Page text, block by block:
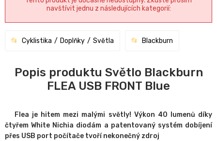
navštívit jednu z následujících kategorií:
Cyklistika Doplňky Světla Blackburn
Popis produktu Světlo Blackburn
FLEA USB FRONT Blue
Flea je hitem mezi malými světly! Výkon 40 lumenů díky
čtyřem White Nichia diodám a patentovaný systém dobíjení
přes USB port počítače tvoří nekonečný zdroj